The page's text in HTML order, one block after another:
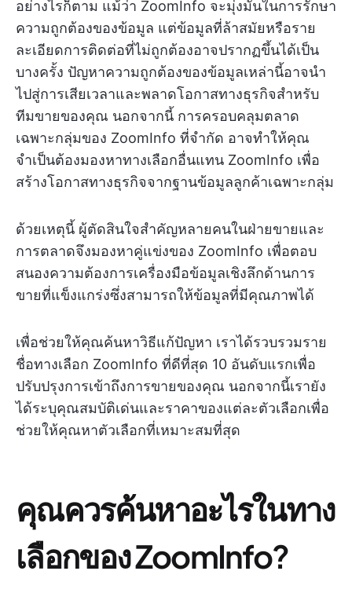
อย่างไรก็ตาม แม้ว่า ZoomInfo จะมุ่งมั่นในการรักษา
ความถูกต้องของข้อมูล แต่ข้อมูลที่ล้าสมัยหรือราย
ละเอียดการติดต่อที่ไม่ถูกต้องอาจปรากฏขึ้นได้เป็น
บางครั้ง ปัญหาความถูกต้องของข้อมูลเหล่านี้อาจนำ
ไปสู่การเสียเวลาและพลาดโอกาสทางธุรกิจสำหรับ
ทีมขายของคุณ นอกจากนี้ การครอบคลุมตลาด
เฉพาะกลุ่มของ ZoomInfo ที่จำกัด อาจทำให้คุณ
จำเป็นต้องมองหาทางเลือกอื่นแทน ZoomInfo เพื่อ
สร้างโอกาสทางธุรกิจจากฐานข้อมูลลูกค้าเฉพาะกลุ่ม
ด้วยเหตุนี้ ผู้ตัดสินใจสำคัญหลายคนในฝ่ายขายและ
การตลาดจึงมองหาคู่แข่งของ ZoomInfo เพื่อตอบ
สนองความต้องการเครื่องมือข้อมูลเชิงลึกด้านการ
ขายที่แข็งแกร่งซึ่งสามารถให้ข้อมูลที่มีคุณภาพได้
เพื่อช่วยให้คุณค้นหาวิธีแก้ปัญหา เราได้รวบรวมราย
ชื่อทางเลือก ZoomInfo ที่ดีที่สุด 10 อันดับแรกเพื่อ
ปรับปรุงการเข้าถึงการขายของคุณ นอกจากนี้เรายัง
ได้ระบุคุณสมบัติเด่นและราคาของแต่ละตัวเลือกเพื่อ
ช่วยให้คุณหาตัวเลือกที่เหมาะสมที่สุด
คุณควรค้นหาอะไรในทาง
เลือกของ ZoomInfo?